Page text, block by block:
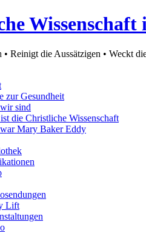
Reinigt die Aussätzigen • Weckt
zur Gesundheit
sind
die Christliche Wissenschaft
Mary Baker Eddy
Lift